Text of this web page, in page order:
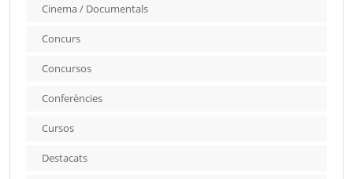
Cinema / Documentals
Concurs
Concursos
Conferències
Cursos
Destacats